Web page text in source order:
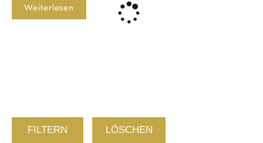
Weiterlesen
FILTERN LÖSCHEN